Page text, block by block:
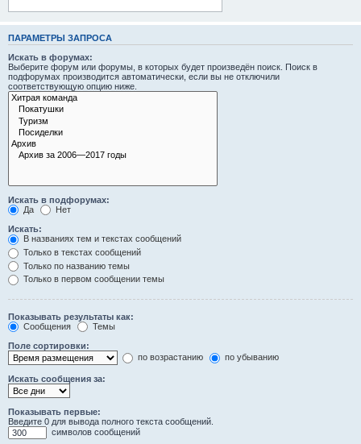
ПАРАМЕТРЫ ЗАПРОСА
Искать в форумах:
Выберите форум или форумы, в которых будет произведён поиск. Поиск в
подфорумах производится автоматически, если вы не отключили
соответствующую опцию ниже.
Искать в подфорумах:
Да
Нет
Искать:
В названиях тем и текстах сообщений
Только в текстах сообщений
Только по названию темы
Только в первом сообщении темы
Показывать результаты как:
Сообщения
Темы
Поле сортировки:
по возрастанию
по убыванию
Искать сообщения за:
Показывать первые:
Введите 0 для вывода полного текста сообщений.
символов сообщений